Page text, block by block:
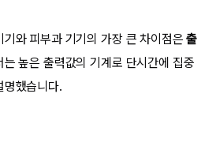
기와 피부과 기기의 가장 큰 차이점은출
높은 출력값의 기계로 단시간에 집중
명했습니다.